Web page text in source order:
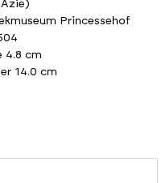
Princessehof
4.8 cm
14.0 cm